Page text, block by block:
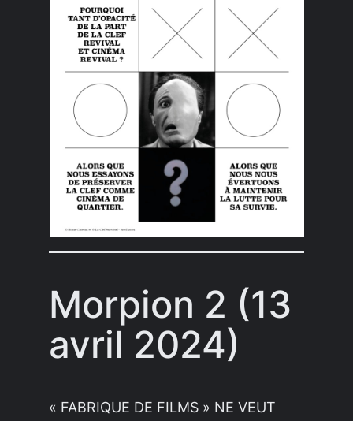
Morpion 2 (13
avril 2024)
« FABRIQUE DE FILMS » NE VEUT